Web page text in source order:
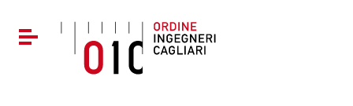
Vai al menu di navigazione
Vai al footer
Attiva / disattiva la navigazione